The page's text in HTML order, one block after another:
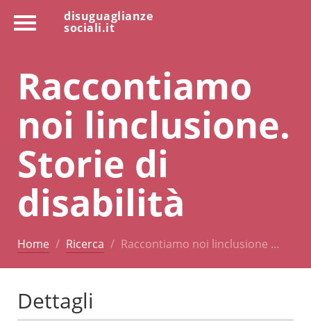
disuguaglianze
sociali.it
Raccontiamo
noi linclusione.
Storie di
disabilità
Home Ricerca Raccontiamo noi linclusione …
Dettagli